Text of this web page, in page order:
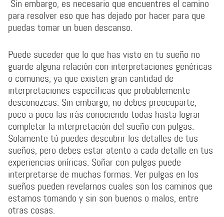
Sin embargo, es necesario que encuentres el camino
para resolver eso que has dejado por hacer para que
puedas tomar un buen descanso.
Puede suceder que lo que has visto en tu sueño no
guarde alguna relación con interpretaciones genéricas
o comunes, ya que existen gran cantidad de
interpretaciones específicas que probablemente
desconozcas. Sin embargo, no debes preocuparte,
poco a poco las irás conociendo todas hasta lograr
completar la interpretación del sueño con pulgas.
Solamente tú puedes descubrir los detalles de tus
sueños, pero debes estar atento a cada detalle en tus
experiencias oníricas. Soñar con pulgas puede
interpretarse de muchas formas. Ver pulgas en los
sueños pueden revelarnos cuales son los caminos que
estamos tomando y sin son buenos o malos, entre
otras cosas.